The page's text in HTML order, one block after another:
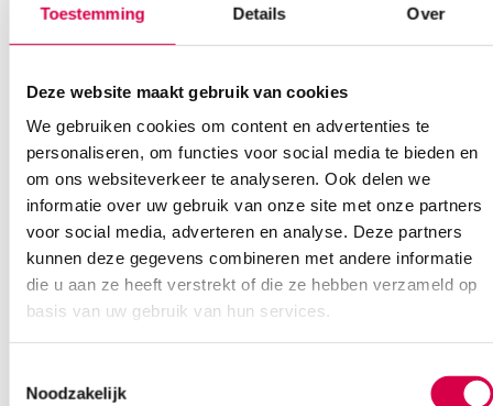
Toestemming Details Over
Deze website maakt gebruik van cookies
We gebruiken cookies om content en advertenties te
personaliseren, om functies voor social media te bieden en
om ons websiteverkeer te analyseren. Ook delen we
informatie over uw gebruik van onze site met onze partners
voor social media, adverteren en analyse. Deze partners
kunnen deze gegevens combineren met andere informatie
die u aan ze heeft verstrekt of die ze hebben verzameld op
basis van uw gebruik van hun services.
Noodzakelijk
Ook interessant